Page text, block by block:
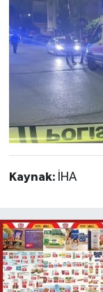
Kaynak: İHA